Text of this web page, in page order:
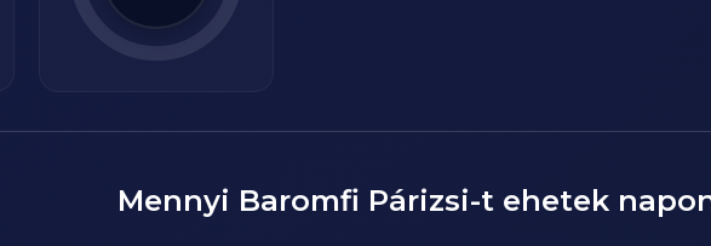
Mennyi Baromfi Párizsi-t ehetek